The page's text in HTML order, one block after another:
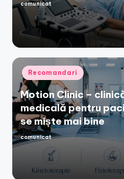
Posted
by
comunicat
Posted
in
Recomandari
Motion Clinic –
medicală pentru
se miște mai bine
Posted
by
comunicat